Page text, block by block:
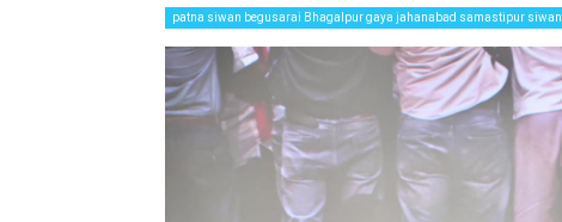
patna siwan begusarai Bhagalpur gaya jahanabad samastipur siwan